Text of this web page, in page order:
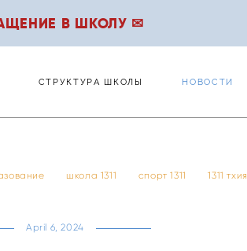
В ШКОЛУ ✉
СТРУКТУРА ШКОЛЫ НОВОСТИ
школа 1311 спорт 1311 1311 тхия
April 6, 2024